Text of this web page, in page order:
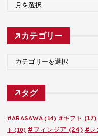
カ
カテゴリー
ゴ
タグ
#ARASAWA (14) #ギフト (17)
ト (10) #フィンジア (24) #レ